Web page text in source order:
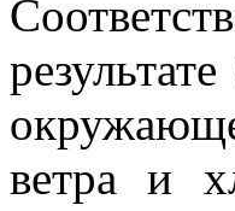
ветра и